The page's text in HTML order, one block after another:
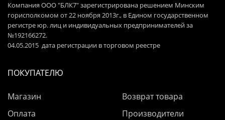
Компания ООО "БЛК7" зарегистрирована решением Минским
горисполкомом от 22 ноября 2013г., в Едином государственном
регистре юр. лиц и индивидуальных предпринимателей за
№192166272.
04.05.2015 дата регистрации в торговом реестре
ПОКУПАТЕЛЮ
Магазин
Оплата
Возврат товара
Производители